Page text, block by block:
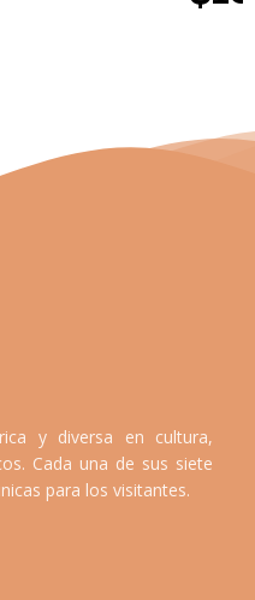
y diversa en cultura,
Cada una de sus siete
para los visitantes.